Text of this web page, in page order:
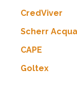
CredViver
Scherr Acqua
CAPE
Goltex